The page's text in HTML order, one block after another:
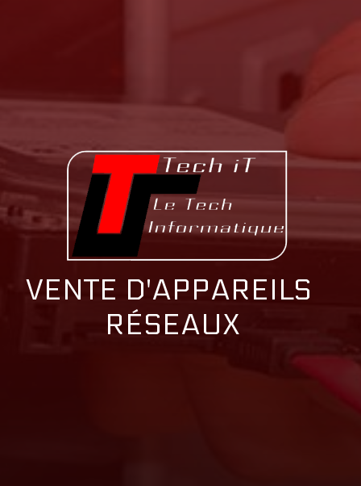
VENTE D'APPAREILS
RÉSEAUX